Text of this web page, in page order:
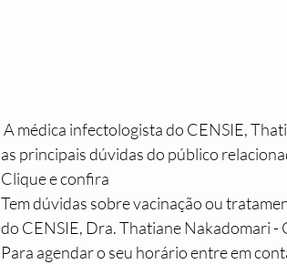
as principais dúvidas do público
Clique e confira
Tem dúvidas sobre vacinação ou
do CENSIE, Dra. Thatiane Nakadomari -
Para agendar o seu horário entre em